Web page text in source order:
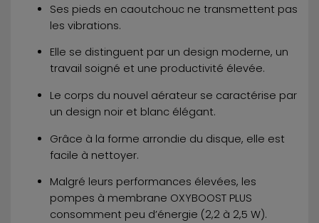
Ses pieds en caoutchouc ne transmettent pas
les vibrations.
Elle se distinguent par un design moderne, un
travail soigné et une productivité élevée.
Le corps du nouvel aérateur se caractérise par
un design noir et blanc élégant.
Grâce à la forme arrondie du disque, elle est
facile à nettoyer.
Malgré leurs performances élevées, les
pompes à membrane OXYBOOST PLUS
consomment peu d’énergie (2,2 à 2,5 W).